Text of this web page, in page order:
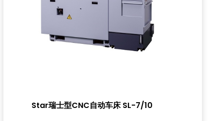
Star瑞士型CNC自动车床 SL-7/10